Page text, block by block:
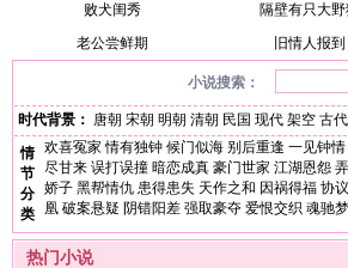
败犬闺秀
隔壁有只大野
老公尝鲜期
旧情人报到
小说搜索：
时代背景： 唐朝 宋朝 明朝 清朝 民国 现代 架空 古代
情
节
分
类
欢喜冤家 情有独钟 候门似海 别后重逢 一见钟情
尽甘来 误打误撞 暗恋成真 豪门世家 江湖恩怨
娇子 黑帮情仇 患得患失 天作之和 因祸得福 协
凰 破案悬疑 阴错阳差 强取豪夺 爱恨交织 魂驰
热门小说